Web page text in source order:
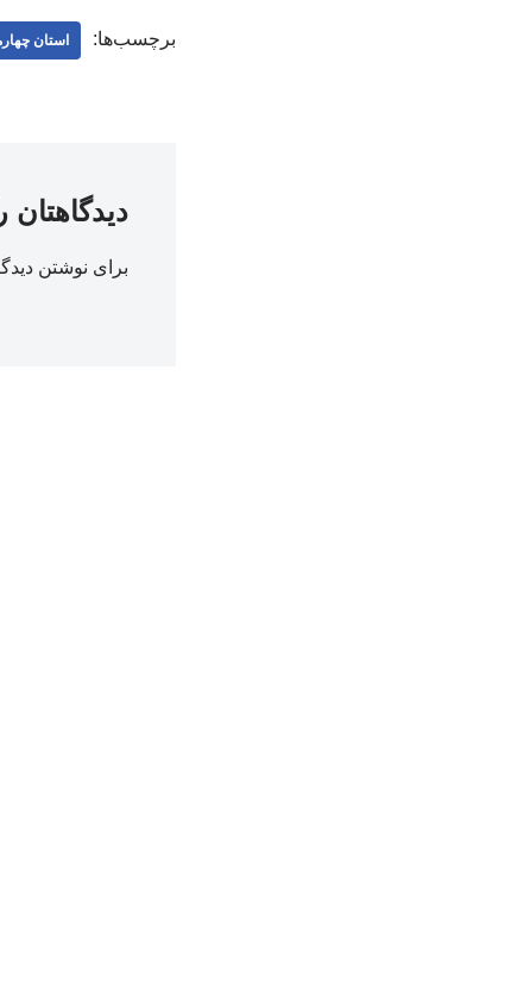
برچسب‌ها: استان
دیدگاهتان
برای نوشتن